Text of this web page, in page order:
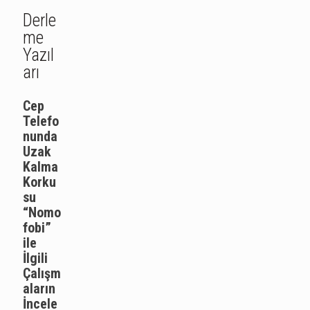
Derle
me
Yazıl
arı
Cep
Telefo
nunda
Uzak
Kalma
Korku
su
“Nomo
fobi”
ile
İlgili
Çalışm
aların
İncele